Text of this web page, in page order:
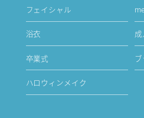
フェイシャル
浴衣
卒業式
ハロウィンメイク